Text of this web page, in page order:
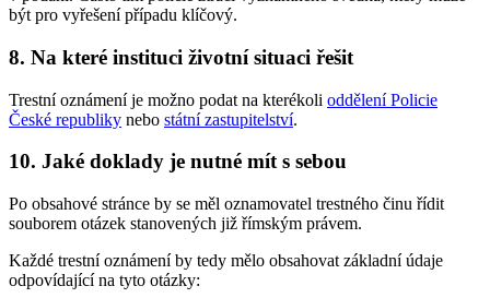
být pro vyřešení případu klíčový.
8. Na které instituci životní situaci řešit
Trestní oznámení je možno podat na kterékoli oddělení Policie
České republiky nebo státní zastupitelství.
10. Jaké doklady je nutné mít s sebou
Po obsahové stránce by se měl oznamovatel trestného činu řídit
souborem otázek stanovených již římským právem.
Každé trestní oznámení by tedy mělo obsahovat základní údaje
odpovídající na tyto otázky: